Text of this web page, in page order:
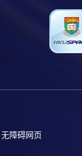
无障碍网页